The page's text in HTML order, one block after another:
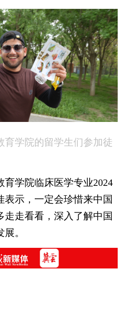
育学院的留学生们参加徒
育学院临床医学专业2024
表示，一定会珍惜来中国
走走看看，深入了解中国
。